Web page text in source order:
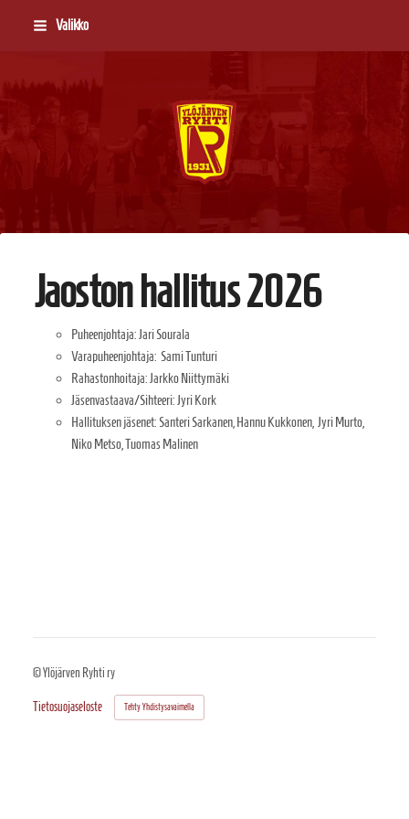
Valikko
Ylöjärven Ryhti
Jaoston hallitus 2026
Puheenjohtaja: Jari Sourala
Varapuheenjohtaja: Sami Tunturi
Rahastonhoitaja: Jarkko Niittymäki
Jäsenvastaava/Sihteeri: Jyri Kork
Hallituksen jäsenet: Santeri Sarkanen, Hannu Kukkonen, Jyri Murto,
Niko Metso, Tuomas Malinen
©Ylöjärven Ryhti ry
Tietosuojaseloste Tehty Yhdistysavaimella